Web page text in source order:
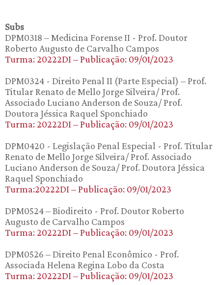
Subs
DPM0318 – Medicina Forense II - Prof. Doutor
Roberto Augusto de Carvalho Campos
Turma: 20222DI – Publicação: 09/01/2023
DPM0324 - Direito Penal II (Parte Especial) – Prof.
Titular Renato de Mello Jorge Silveira/ Prof.
Associado Luciano Anderson de Souza/ Prof.
Doutora Jéssica Raquel Sponchiado
Turma: 20222DI – Publicação: 09/01/2023
DPM0420 - Legislação Penal Especial - Prof. Titular
Renato de Mello Jorge Silveira/ Prof. Associado
Luciano Anderson de Souza/ Prof. Doutora Jéssica
Raquel Sponchiado
Turma:20222DI – Publicação: 09/01/2023
DPM0524 – Biodireito - Prof. Doutor Roberto
Augusto de Carvalho Campos
Turma: 20222DI – Publicação: 09/01/2023
DPM0526 – Direito Penal Econômico - Prof.
Associada Helena Regina Lobo da Costa
Turma: 20222DI – Publicação: 09/01/2023